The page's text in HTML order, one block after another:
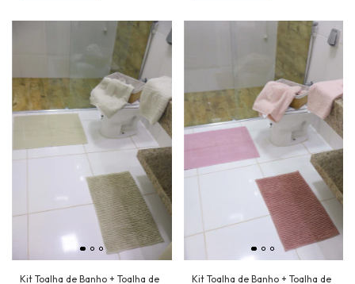
Kit Toalha de Banho + Toalha de
Kit Toalha de Banho + Toalha de